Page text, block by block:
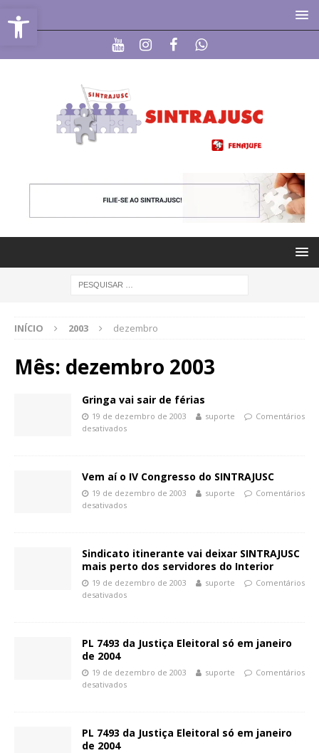
Abrir a barra de ferramentas
INÍCIO 2003 dezembro
Mês: dezembro 2003
Gringa vai sair de férias
19 de dezembro de 2003 suporte
Comentários
desativados
Vem aí o IV Congresso do SINTRAJUSC
19 de dezembro de 2003 suporte
Comentários
desativados
Sindicato itinerante vai deixar SINTRAJUSC
mais perto dos servidores do Interior
19 de dezembro de 2003 suporte
Comentários
desativados
PL 7493 da Justiça Eleitoral só em janeiro
de 2004
19 de dezembro de 2003 suporte
Comentários
desativados
PL 7493 da Justiça Eleitoral só em janeiro
de 2004